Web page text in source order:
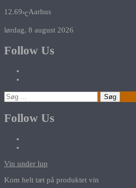
12.69℃Aarhus
lørdag, 8 august 2026
Follow Us
Søg
efter:
Follow Us
Vin under lup
Kom helt tæt på produktet vin